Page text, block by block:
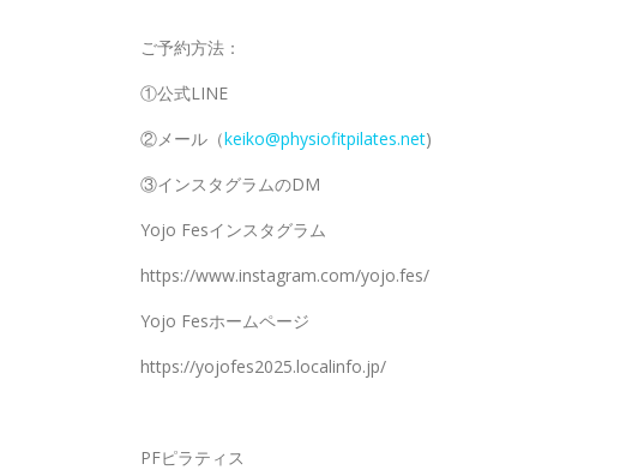
ご予約方法：
①公式LINE
②メール（keiko@physiofitpilates.net)
③インスタグラムのDM
Yojo Fesインスタグラム
https://www.instagram.com/yojo.fes/
Yojo Fesホームページ
https://yojofes2025.localinfo.jp/
PFピラティス